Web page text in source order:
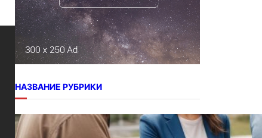
НАЗВАНИЕ РУБРИКИ